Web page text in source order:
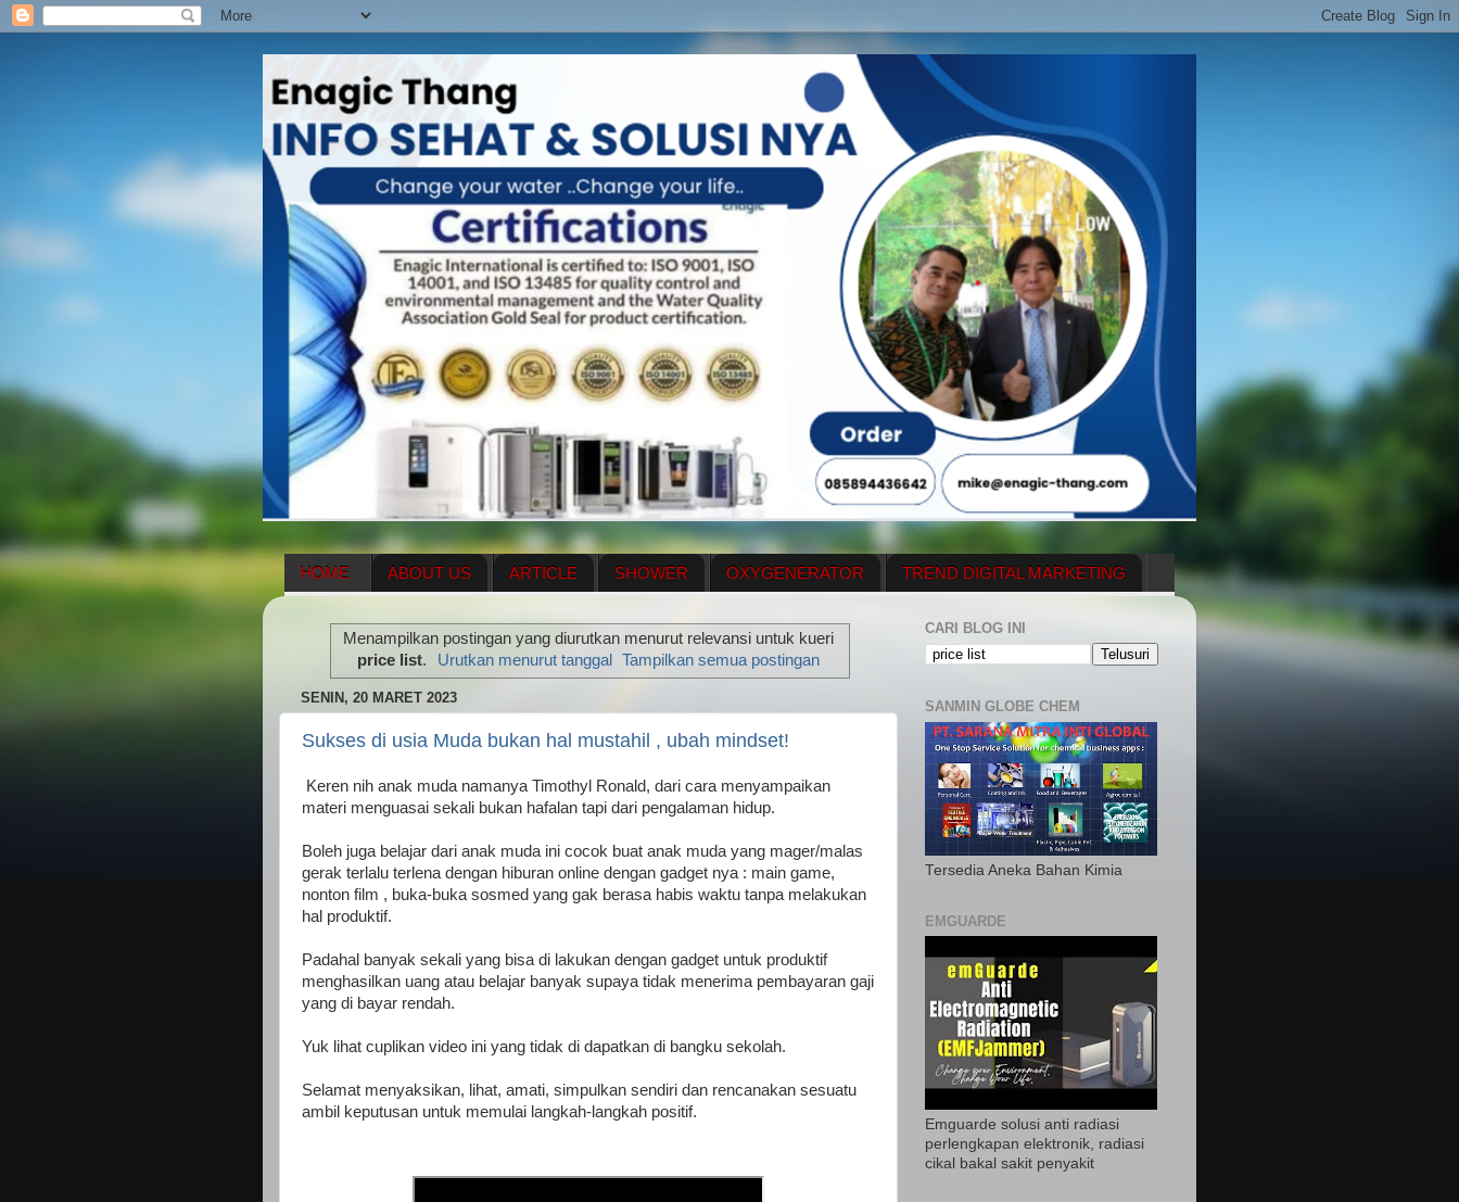
HOME ABOUT US ARTICLE SHOWER OXYGENERATOR TREND DIGITAL MARKETING
ENAGIC COMPENSATION PLAN MENUS
Menampilkan postingan yang diurutkan menurut relevansi untuk kueri
price list. Urutkan menurut tanggal Tampilkan semua postingan
SENIN, 20 MARET 2023
Sukses di usia Muda bukan hal mustahil , ubah mindset!
Keren nih anak muda namanya Timothyl Ronald, dari cara menyampaikan
materi menguasai sekali bukan hafalan tapi dari pengalaman hidup.
Boleh juga belajar dari anak muda ini cocok buat anak muda yang mager/malas
gerak terlalu terlena dengan hiburan online dengan gadget nya : main game,
nonton film , buka-buka sosmed yang gak berasa habis waktu tanpa melakukan
hal produktif.
Padahal banyak sekali yang bisa di lakukan dengan gadget untuk produktif
menghasilkan uang atau belajar banyak supaya tidak menerima pembayaran gaji
yang di bayar rendah.
Yuk lihat cuplikan video ini yang tidak di dapatkan di bangku sekolah.
Selamat menyaksikan, lihat, amati, simpulkan sendiri dan rencanakan sesuatu
ambil keputusan untuk memulai langkah-langkah positif.
CARI BLOG INI
SANMIN GLOBE CHEM
Tersedia Aneka Bahan Kimia
EMGUARDE
Emguarde solusi anti radiasi
perlengkapan elektronik, radiasi
cikal bakal sakit penyakit